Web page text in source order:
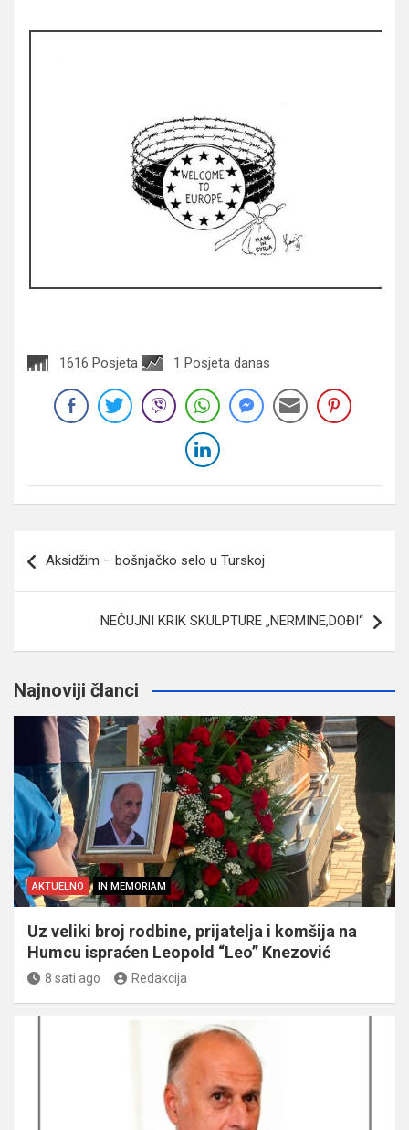
1616 Posjeta 1 Posjeta danas
članaka
Aksidžim – bošnjačko selo u Turskoj
NEČUJNI KRIK SKULPTURE „NERMINE,DOĐI“
Najnoviji članci
AKTUELNO IN MEMORIAM
Uz veliki broj rodbine, prijatelja i komšija na
Humcu ispraćen Leopold “Leo” Knezović
8 sati ago Redakcija